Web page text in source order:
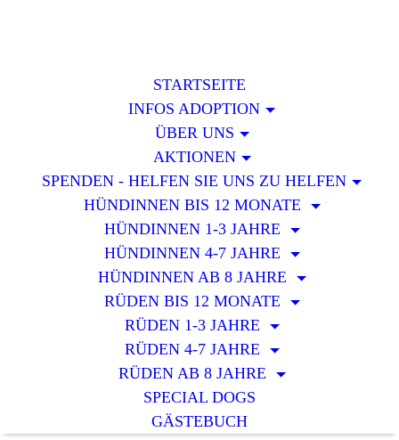
STARTSEITE
INFOS ADOPTION
ÜBER UNS
AKTIONEN
SPENDEN - HELFEN SIE UNS ZU HELFEN
HÜNDINNEN BIS 12 MONATE
HÜNDINNEN 1-3 JAHRE
HÜNDINNEN 4-7 JAHRE
HÜNDINNEN AB 8 JAHRE
RÜDEN BIS 12 MONATE
RÜDEN 1-3 JAHRE
RÜDEN 4-7 JAHRE
RÜDEN AB 8 JAHRE
SPECIAL DOGS
GÄSTEBUCH